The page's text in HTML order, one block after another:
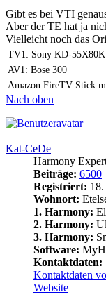
Gibt es bei VTI
Aber der TE hat ja
Vielleicht noch das
TV1: Sony KD-
AV1: Bose 300
Amazon FireTV Stick
Nach oben
Kat-CeDe
Harmony
Beiträge: 6500
Registriert:
Wohnort:
1. Harmony:
2. Harmony:
3. Harmony:
Software:
Kontaktdaten:
Kontaktdaten
Website